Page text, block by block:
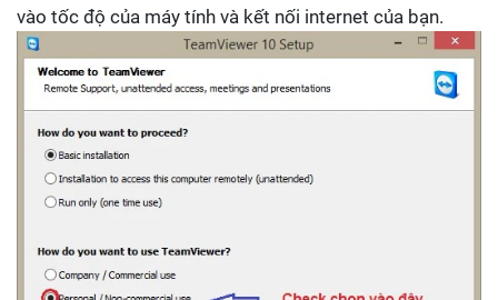
vào tốc độ của máy tính và kết nối internet của bạn.